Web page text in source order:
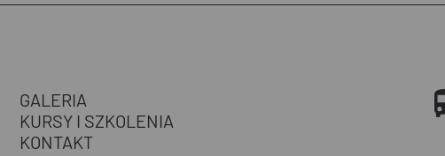
GALERIA
KURSY I SZKOLENIA
KONTAKT